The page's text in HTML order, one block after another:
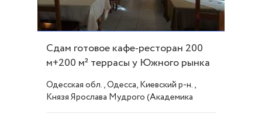
Сдам готовое кафе-ресторан 200
м+200 м² террасы у Южного рынка
ID 51907
Одесская обл., Одесса, Киевский р-н.,
Князя Ярослава Мудрого (Академика